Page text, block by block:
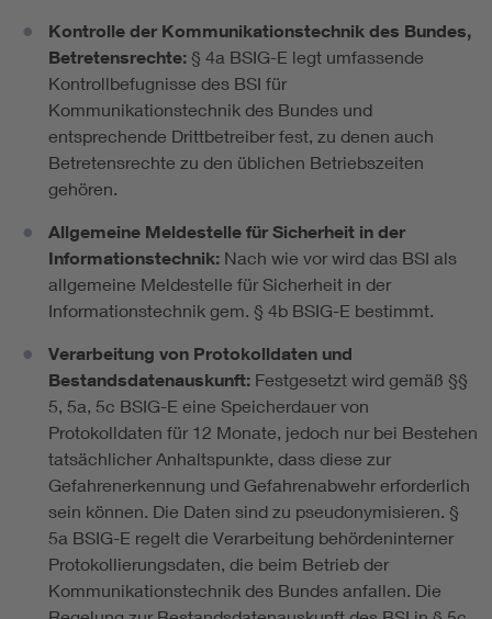
Kontrolle der Kommunikationstechnik des Bundes,
Betretensrechte: § 4a BSIG-E legt umfassende
Kontrollbefugnisse des BSI für
Kommunikationstechnik des Bundes und
entsprechende Drittbetreiber fest, zu denen auch
Betretensrechte zu den üblichen Betriebszeiten
gehören.
Allgemeine Meldestelle für Sicherheit in der
Informationstechnik: Nach wie vor wird das BSI als
allgemeine Meldestelle für Sicherheit in der
Informationstechnik gem. § 4b BSIG-E bestimmt.
Verarbeitung von Protokolldaten und
Bestandsdatenauskunft: Festgesetzt wird gemäß §§
5, 5a, 5c BSIG-E eine Speicherdauer von
Protokolldaten für 12 Monate, jedoch nur bei Bestehen
tatsächlicher Anhaltspunkte, dass diese zur
Gefahrenerkennung und Gefahrenabwehr erforderlich
sein können. Die Daten sind zu pseudonymisieren. §
5a BSIG-E regelt die Verarbeitung behördeninterner
Protokollierungsdaten, die beim Betrieb der
Kommunikationstechnik des Bundes anfallen. Die